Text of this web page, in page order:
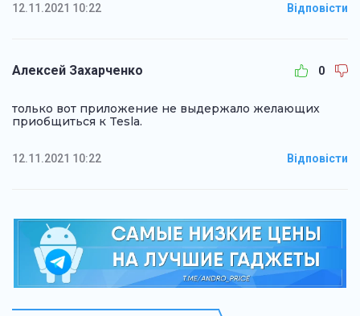
12.11.2021 10:22 Відповісти
Алексей Захарченко 0
только вот приложение не выдержало желающих
приобщиться к Tesla.
12.11.2021 10:22 Відповісти